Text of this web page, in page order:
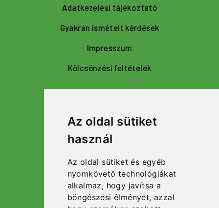
Az oldal sütiket
használ
Az oldal sütiket és egyéb
nyomkövető technológiákat
alkalmaz, hogy javítsa a
böngészési élményét, azzal
Adatkezelési tájékoztató
Gyakran ismételt kérdések
Impresszum
Kölcsönzési feltételek
Bérelhető eszközök, gépek
Kezdőlap
Rólunk